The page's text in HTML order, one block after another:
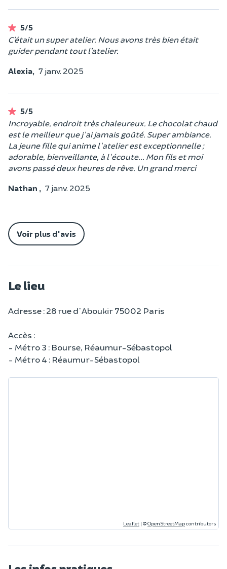
5/5
C’était un super atelier. Nous avons très bien était
guider pendant tout l’atelier.
Alexia, 7 janv. 2025
5/5
Incroyable, endroit très chaleureux. Le chocolat chaud
est le meilleur que j'ai jamais goûté. Super ambiance.
La jeune fille qui anime l'atelier est exceptionnelle ;
adorable, bienveillante, à l'écoute... Mon fils et moi
avons passé deux heures de rêve. Un grand merci
Nathan , 7 janv. 2025
Voir plus d'avis
Le lieu
Adresse : 28 rue d'Aboukir 75002 Paris
Accès :
- Métro 3 : Bourse, Réaumur-Sébastopol
- Métro 4 : Réaumur-Sébastopol
Leaflet | ©OpenStreetMapcontributors